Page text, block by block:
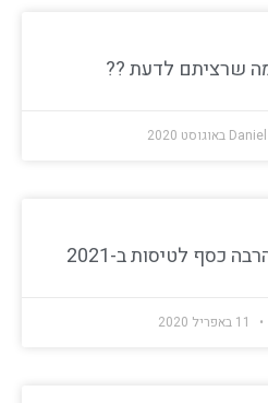
שרציתם לדעת ??
כסף לטיסות ב-2021
11 באפריל 2020